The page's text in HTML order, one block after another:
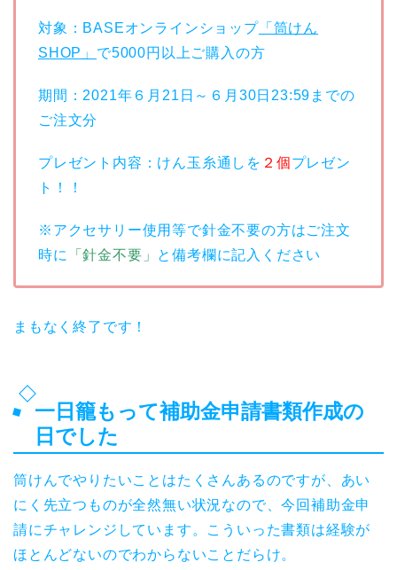
対象：BASEオンラインショップ「筒けん
SHOP」 で5000円以上ご購入の方
期間：2021年６月21日～６月30日23:59までの
ご注文分
プレゼント内容：けん玉糸通しを ２個プレゼン
ト！！
※アクセサリー使用等で針金不要の方はご注文
時に
「針金不要」 と備考欄に記入ください
まもなく終了です！
一日籠もって補助金申請書類作成の
日でした
筒けんでやりたいことはたくさんあるのですが、あい
にく先立つものが全然無い状況なので、今回補助金申
請にチャレンジしています。こういった書類は経験が
ほとんどないのでわからないことだらけ。